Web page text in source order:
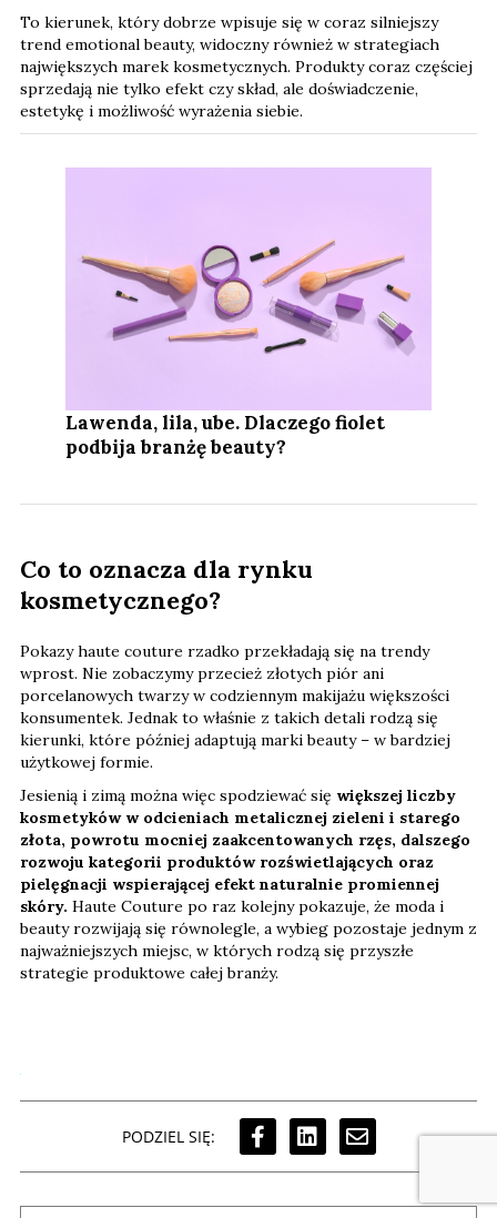
To kierunek, który dobrze wpisuje się w coraz silniejszy
trend emotional beauty, widoczny również w strategiach
największych marek kosmetycznych. Produkty coraz częściej
sprzedają nie tylko efekt czy skład, ale doświadczenie,
estetykę i możliwość wyrażenia siebie.
Lawenda, lila, ube. Dlaczego fiolet
podbija branżę beauty?
Co to oznacza dla rynku
kosmetycznego?
Pokazy haute couture rzadko przekładają się na trendy
wprost. Nie zobaczymy przecież złotych piór ani
porcelanowych twarzy w codziennym makijażu większości
konsumentek. Jednak to właśnie z takich detali rodzą się
kierunki, które później adaptują marki beauty – w bardziej
użytkowej formie.
Jesienią i zimą można więc spodziewać się większej liczby
kosmetyków w odcieniach metalicznej zieleni i starego
złota, powrotu mocniej zaakcentowanych rzęs, dalszego
rozwoju kategorii produktów rozświetlających oraz
pielęgnacji wspierającej efekt naturalnie promiennej
skóry. Haute Couture po raz kolejny pokazuje, że moda i
beauty rozwijają się równolegle, a wybieg pozostaje jednym z
najważniejszych miejsc, w których rodzą się przyszłe
strategie produktowe całej branży.
PODZIEL SIĘ: